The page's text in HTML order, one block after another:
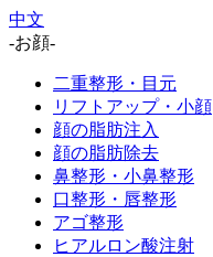
中文
-お顔-
二重整形・目元
リフトアップ・小顔
顔の脂肪注入
顔の脂肪除去
鼻整形・小鼻整形
口整形・唇整形
アゴ整形
ヒアルロン酸注射